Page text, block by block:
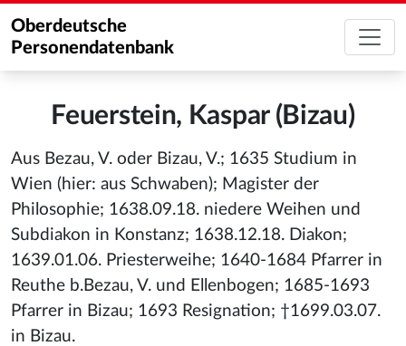
Oberdeutsche
Personendatenbank
Feuerstein, Kaspar (Bizau)
Aus Bezau, V. oder Bizau, V.; 1635 Studium in
Wien (hier: aus Schwaben); Magister der
Philosophie; 1638.09.18. niedere Weihen und
Subdiakon in Konstanz; 1638.12.18. Diakon;
1639.01.06. Priesterweihe; 1640-1684 Pfarrer in
Reuthe b.Bezau, V. und Ellenbogen; 1685-1693
Pfarrer in Bizau; 1693 Resignation; †1699.03.07.
in Bizau.